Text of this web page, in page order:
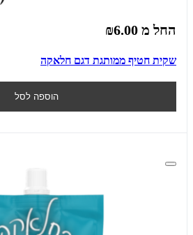
החל מ ₪6.00
שקית חטיף ממותגת דגם חלאקה
הוספה לסל